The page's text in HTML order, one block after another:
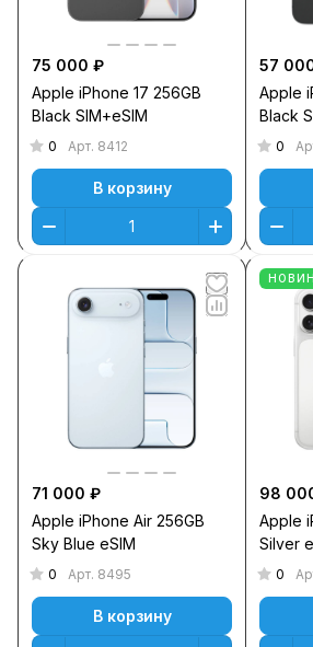
75 000 ₽
Apple iPhone 17 256GB
Black SIM+eSIM
0 Арт. 8412
В корзину
57
Apple
Black
0
71 000 ₽
Apple iPhone Air 256GB
Sky Blue eSIM
0 Арт. 8495
В корзину
98
Apple
Silver
0